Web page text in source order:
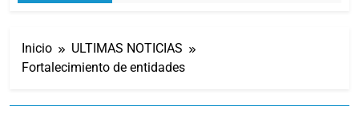
Inicio
ULTIMAS NOTICIAS
Fortalecimiento de entidades